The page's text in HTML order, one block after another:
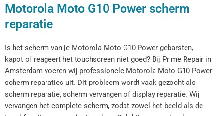
Motorola Moto G10 Power scherm
reparatie
Is het scherm van je Motorola Moto G10 Power gebarsten,
kapot of reageert het touchscreen niet goed? Bij Prime Repair in
Amsterdam voeren wij professionele Motorola Moto G10 Power
scherm reparaties uit. Dit probleem wordt vaak gezocht als
scherm reparatie, scherm vervangen of display reparatie. Wij
vervangen het complete scherm, zodat zowel het beeld als de